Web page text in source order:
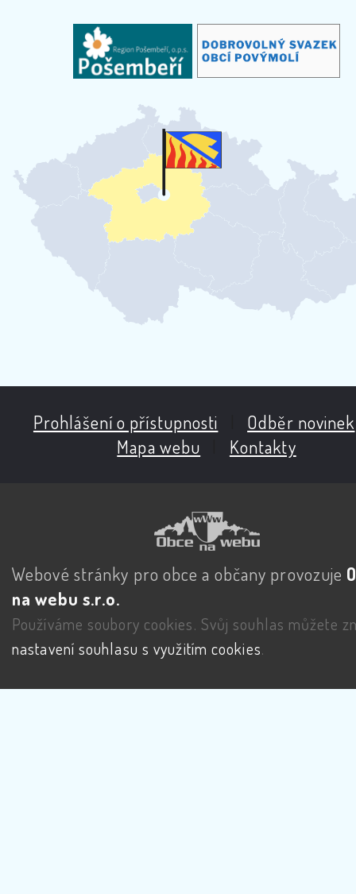
Prohlášení o přístupnosti Odběr novinek
Mapa webu
Kontakty
Webové stránky pro obce a občany provozuje
na webu s.r.o.
Používáme soubory cookies. Svůj souhlas můžete
nastavení souhlasu s využitím cookies.